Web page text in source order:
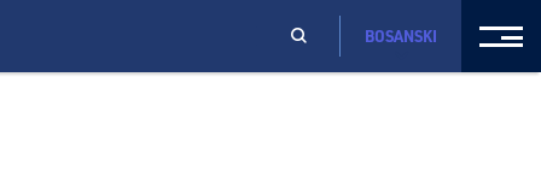
BOSANSKI